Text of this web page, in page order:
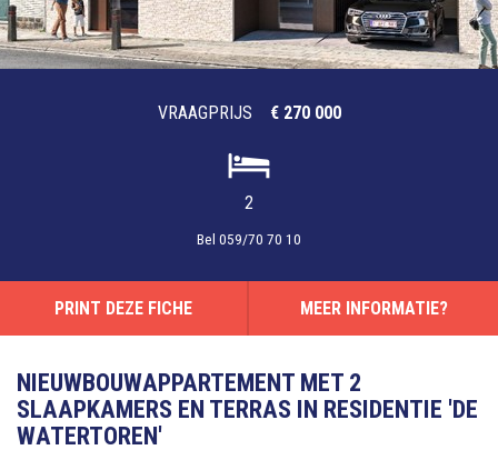
VRAAGPRIJS € 270 000
2
Bel 059/70 70 10
PRINT DEZE FICHE MEER INFORMATIE?
NIEUWBOUWAPPARTEMENT MET 2
SLAAPKAMERS EN TERRAS IN RESIDENTIE 'DE
WATERTOREN'